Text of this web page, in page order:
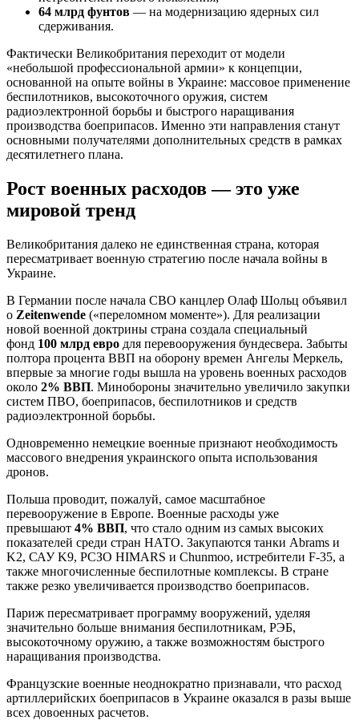
64 млрд фунтов — на модернизацию ядерных сил
сдерживания.
Фактически Великобритания переходит от модели
«небольшой профессиональной армии» к концепции,
основанной на опыте войны в Украине: массовое применение
беспилотников, высокоточного оружия, систем
радиоэлектронной борьбы и быстрого наращивания
производства боеприпасов. Именно эти направления станут
основными получателями дополнительных средств в рамках
десятилетнего плана.
Рост военных расходов — это уже
мировой тренд
Великобритания далеко не единственная страна, которая
пересматривает военную стратегию после начала войны в
Украине.
В Германии после начала СВО канцлер Олаф Шольц объявил
о Zeitenwende («переломном моменте»). Для реализации
новой военной доктрины страна создала специальный
фонд 100 млрд евро для перевооружения бундесвера. Забыты
полтора процента ВВП на оборону времен Ангелы Меркель,
впервые за многие годы вышла на уровень военных расходов
около 2% ВВП. Минобороны значительно увеличило закупки
систем ПВО, боеприпасов, беспилотников и средств
радиоэлектронной борьбы.
Одновременно немецкие военные признают необходимость
массового внедрения украинского опыта использования
дронов.
Польша проводит, пожалуй, самое масштабное
перевооружение в Европе. Военные расходы уже
превышают 4% ВВП, что стало одним из самых высоких
показателей среди стран НАТО. Закупаются танки Abrams и
K2, САУ K9, РСЗО HIMARS и Chunmoo, истребители F-35, а
также многочисленные беспилотные комплексы. В стране
также резко увеличивается производство боеприпасов.
Париж пересматривает программу вооружений, уделяя
значительно больше внимания беспилотникам, РЭБ,
высокоточному оружию, а также возможностям быстрого
наращивания производства.
Французские военные неоднократно признавали, что расход
артиллерийских боеприпасов в Украине оказался в разы выше
всех довоенных расчетов.